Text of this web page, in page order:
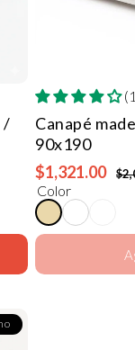
/ Canapé
90x190
$1,321.00
Color